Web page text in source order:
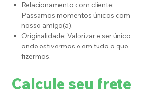
Relacionamento com cliente:
Passamos momentos únicos com
nosso amigo(a).
Originalidade: Valorizar e ser único
onde estivermos e em tudo o que
fizermos.
Calcule seu frete